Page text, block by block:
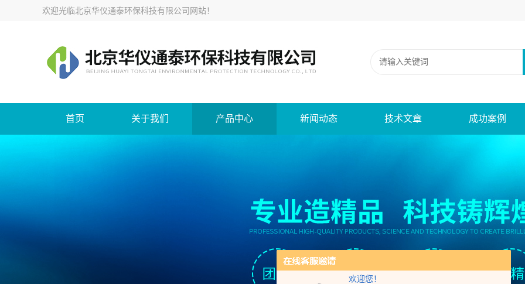
欢迎您！
欢迎光临北京华仪通泰环保科技有限公司网站！
首页 关于我们 产品中心 新闻动态 技术文章 成功案例